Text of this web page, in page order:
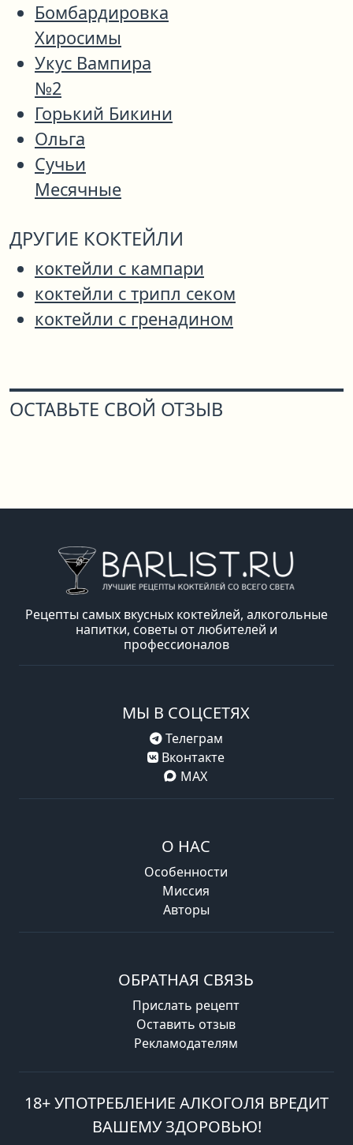
Бомбардировка
Хиросимы
Укус Вампира
№2
Горький Бикини
Ольга
Сучьи
Месячные
ДРУГИЕ КОКТЕЙЛИ
коктейли с кампари
коктейли с трипл секом
коктейли с гренадином
ОСТАВЬТЕ СВОЙ ОТЗЫВ
Рецепты самых вкусных коктейлей, алкогольные
напитки, советы от любителей и
профессионалов
МЫ В СОЦСЕТЯХ
Телеграм
Вконтакте
MAX
О НАС
Особенности
Миссия
Авторы
ОБРАТНАЯ СВЯЗЬ
Прислать рецепт
Оставить отзыв
Рекламодателям
18+ УПОТРЕБЛЕНИЕ АЛКОГОЛЯ ВРЕДИТ
ВАШЕМУ ЗДОРОВЬЮ!